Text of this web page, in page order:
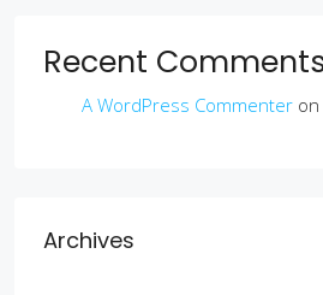
Recent
A WordPress Commenter on
Archives